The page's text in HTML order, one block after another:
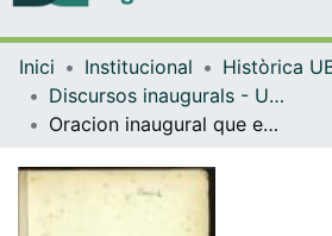
Navega
Inici Institucional
Històrica
Discursos inaugurals - Universitat de Barcelona
Oracion inaugural que en la solemne apertura del curso académico de 1865 á 1866 leyó ante el claustro de la Universidad de Barcelona el Doctor D. Manuel Milá y Fontanals.